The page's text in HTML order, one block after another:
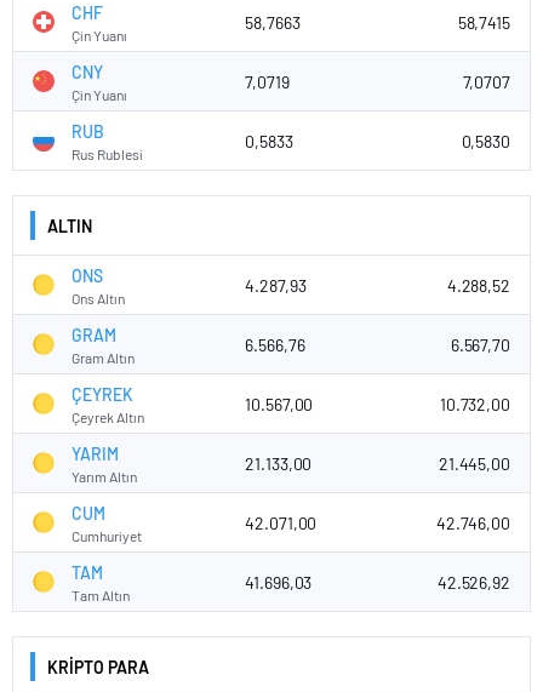
CHF
Çin Yuanı
58,7663 58,7415
CNY
Çin Yuanı
7,0719 7,0707
RUB
Rus Rublesi
0,5833 0,5830
ALTIN
ONS
Ons Altın
4.287,93 4.288,52
GRAM
Gram Altın
6.566,76 6.567,70
ÇEYREK
Çeyrek Altın
10.567,00 10.732,00
YARIM
Yarım Altın
21.133,00 21.445,00
CUM
Cumhuriyet
42.071,00 42.746,00
TAM
Tam Altın
41.696,03 42.526,92
KRİPTO PARA